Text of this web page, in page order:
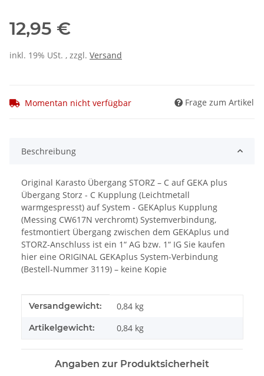
12,95 €
inkl. 19% USt. , zzgl. Versand
Momentan nicht verfügbar Frage zum Artikel
Beschreibung
Original Karasto Übergang STORZ – C auf GEKA plus
Übergang Storz - C Kupplung (Leichtmetall
warmgespresst) auf System - GEKAplus Kupplung
(Messing CW617N verchromt) Systemverbindung,
festmontiert Übergang zwischen dem GEKAplus und
STORZ-Anschluss ist ein 1“ AG bzw. 1“ IG Sie kaufen
hier eine ORIGINAL GEKAplus System-Verbindung
(Bestell-Nummer 3119) – keine Kopie
Produkteigenschaft
Wert
Versandgewicht: 0,84 kg
Artikelgewicht: 0,84 kg
Angaben zur Produktsicherheit